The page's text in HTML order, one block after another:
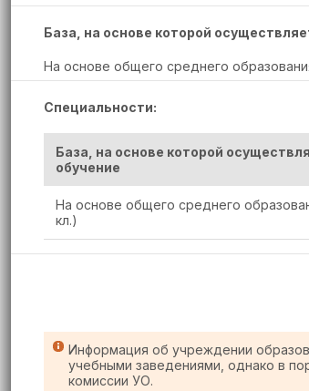
База, на основе которой
На основе общего среднего
Специальности:
База, на основе которой
обучение
На основе общего среднего
кл.)
Информация об учреждении
учебными заведениями, однако в
комиссии УО.